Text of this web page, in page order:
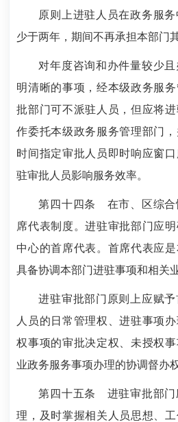
原则上进驻人员在政务服
少于两年，期间不再承担本部门
对年度咨询和办件量较少
明清晰的事项，经本级政务服
批部门可不派驻人员，但应将
作委托本级政务服务管理部门
时间指定审批人员即时响应窗
驻审批人员影响服务效率。
第四十四条 在市、区综
席代表制度。进驻审批部门应
中心的首席代表。首席代表应
具备协调本部门进驻事项和相关
进驻审批部门原则上应赋
人员的日常管理权、进驻事项
权事项的审批决定权、未授权
业政务服务事项办理的协调督办
第四十五条
进驻审批部门
理，及时掌握相关人员思想、工